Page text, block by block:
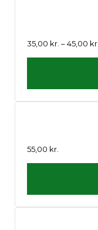
35,00 kr. –45,00 kr.
55,00 kr.